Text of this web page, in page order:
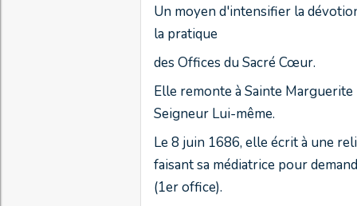
Un moyen d'intensifier la
la pratique
des Offices du Sacré Cœur.
Elle remonte à Sainte
Seigneur Lui-même.
Le 8 juin 1686, elle écrit à une
faisant sa médiatrice pour
(1er office).